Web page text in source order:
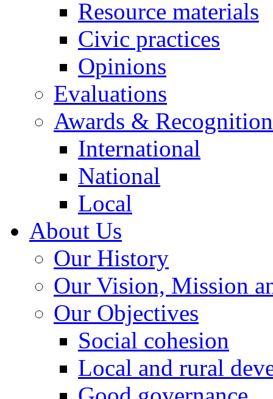
Resource materials
Civic practices
Opinions
Evaluations
Awards &
International
National
Local
About Us
Our History
Our Vision, Mission
Our Objectives
Social cohesion
Local and rural